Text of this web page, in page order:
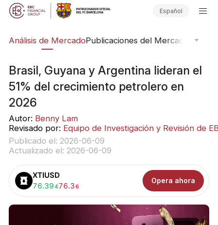
Español
Análisis de MercadoPublicaciones del Mercado
Brasil, Guyana y Argentina lideran el
51% del crecimiento petrolero en
2026
Autor: Benny Lam
Revisado por: Equipo de Investigación y Revisión de
Publicado el: 2026-06-09
Actualizado el: 2026-06-09
XTIUSD
Comprar:
76.394Vender:
76.36
Opera ahora